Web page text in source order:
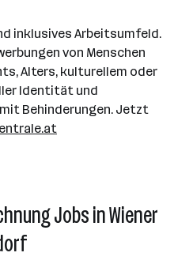
inklusives Arbeitsumfeld.
von Menschen
Alters, kulturellem oder
Identität und
Behinderungen. Jetzt
Jobs in Wiener